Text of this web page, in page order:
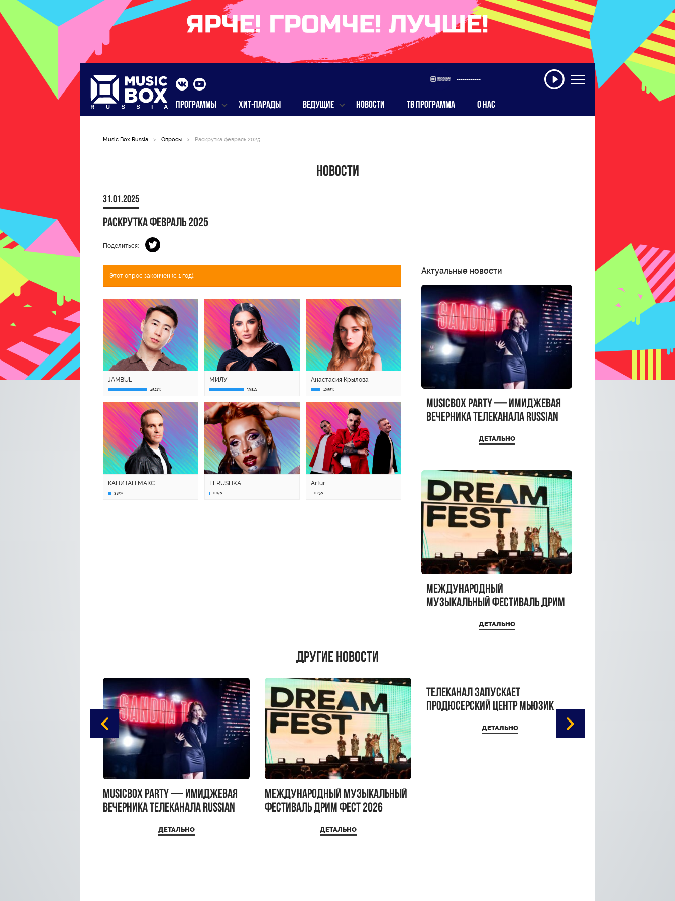
------------
ПРОГРАММЫ ХИТ-ПАРАДЫ ВЕДУЩИЕ НОВОСТИ ТВ ПРОГРАММА О НАС
Music Box Russia > Опросы > Раскрутка февраль 2025
Новости
31.01.2025
Раскрутка февраль 2025
Поделиться:
Этот опрос закончен (с 1 год).
JAMBUL
45.21%
МИЛУ
39.81%
Анастасия Крылова
10.55%
КАПИТАН МАКС
3.31%
LERUSHKA
0.87%
ArTur
0.25%
Актуальные новости
MUSICBOX PARTY — имиджевая
вечерника телеканала RUSSIAN
ДЕТАЛЬНО
Международный
музыкальный фестиваль ДРИМ
ДЕТАЛЬНО
Другие новости
MUSICBOX PARTY — имиджевая
вечерника телеканала RUSSIAN
ДЕТАЛЬНО
Международный музыкальный
фестиваль ДРИМ ФЕСТ 2026
ДЕТАЛЬНО
Телеканал запускает
продюсерский центр Мьюзик
ДЕТАЛЬНО